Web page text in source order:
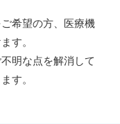
希望の方、医療機
す。
明な点を解消して
す。